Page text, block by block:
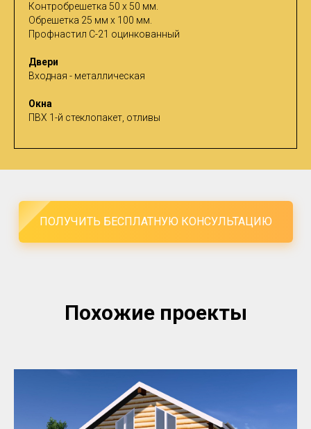
Контробрешетка 50 х 50 мм.
Обрешетка 25 мм х 100 мм.
Профнастил С-21 оцинкованный
Двери
Входная - металлическая
Окна
ПВХ 1-й стеклопакет, отливы
ПОЛУЧИТЬ БЕСПЛАТНУЮ КОНСУЛЬТАЦИЮ
Похожие проекты